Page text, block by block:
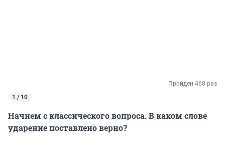
Пройден 468 раз
1 / 10
Начнем с классического вопроса. В каком слове
ударение поставлено верно?